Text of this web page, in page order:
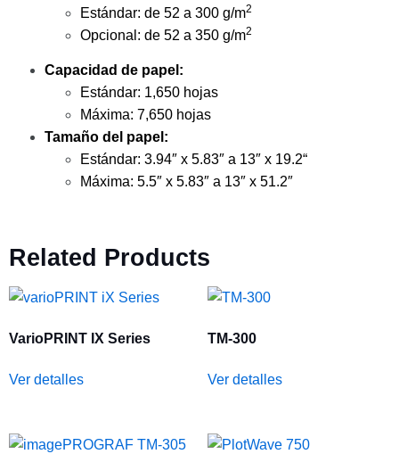
Estándar: de 52 a 300 g/m2
Opcional: de 52 a 350 g/m2
Capacidad de papel:
Estándar: 1,650 hojas
Máxima: 7,650 hojas
Tamaño del papel:
Estándar: 3.94″ x 5.83″ a 13″ x 19.2“
Máxima: 5.5″ x 5.83″ a 13″ x 51.2″
Related Products
VarioPRINT IX Series
Ver detalles
TM-300
Ver detalles